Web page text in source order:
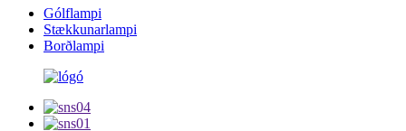
Gólflampi
Stækkunarlampi
Borðlampi